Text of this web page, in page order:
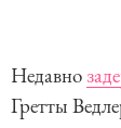
Недавно
Гретты